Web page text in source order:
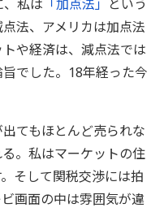
私は 「加点法」 という
法、アメリカは加点法
や経済は、減点法では
でした。18年経った今
てもほとんど売られな
。私はマーケットの住
そして関税交渉には拍
画面の中は雰囲気が違